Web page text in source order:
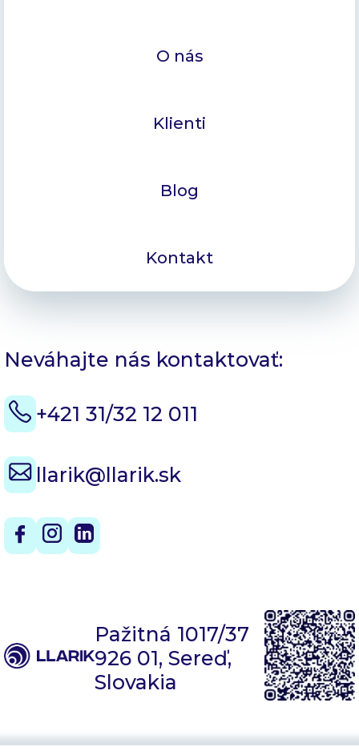
O nás
Klienti
Blog
Kontakt
Neváhajte nás kontaktovať:
+421 31/32 12 011
llarik@llarik.sk
Pažitná 1017/37
926 01, Sereď,
Slovakia